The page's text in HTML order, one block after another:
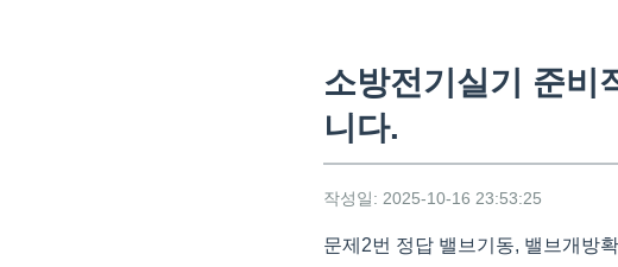
소방전기실기 준비
니다.
작성일: 2025-10-16 23:53:25
문제2번 정답 밸브기동, 밸브개방